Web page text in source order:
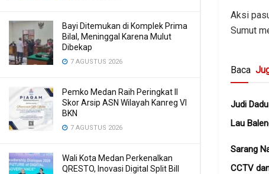
Bayi Ditemukan di Komplek Prima
Bilal, Meninggal Karena Mulut
Dibekap
7 AGUSTUS 2026
Pemko Medan Raih Peringkat II
Skor Arsip ASN Wilayah Kanreg VI
BKN
7 AGUSTUS 2026
Wali Kota Medan Perkenalkan
QRESTO, Inovasi Digital Split Bill
Aksi
Sumut
Baca
Judi
Lau
Sarang
CCTV